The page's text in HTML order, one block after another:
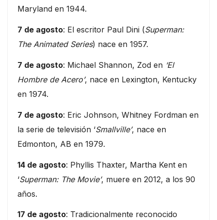
Maryland en 1944.
7 de agosto: El escritor Paul Dini (Superman:
The Animated Series) nace en 1957.
7 de agosto: Michael Shannon, Zod en ‘El
Hombre de Acero’, nace en Lexington, Kentucky
en 1974.
7 de agosto: Eric Johnson, Whitney Fordman en
la serie de televisión ‘Smallville’, nace en
Edmonton, AB en 1979.
14 de agosto: Phyllis Thaxter, Martha Kent en
‘Superman: The Movie’, muere en 2012, a los 90
años.
17 de agosto: Tradicionalmente reconocido